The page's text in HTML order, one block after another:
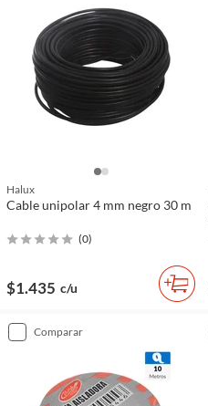
Halux
Cable unipolar 4 mm negro 30 m
(0)
$1.435 c/u
comparar